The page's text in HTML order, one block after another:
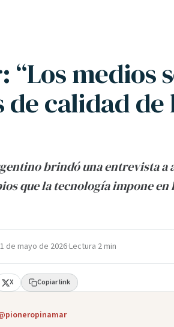
medios
calidad de
brindó una entrevista a
que la tecnología impone en
de mayo de 2026·Lectura 2 min
X Copiar link